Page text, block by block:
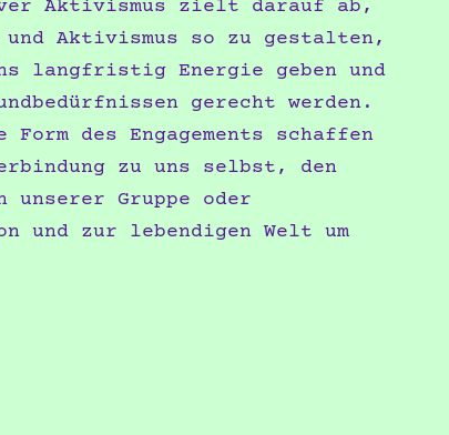
Aktivismus zielt darauf ab,
und Aktivismus so zu gestalten,
langfristig Energie geben und
gerecht werden.
Form des Engagements schaffen
zu uns selbst, den
unserer Gruppe oder
und zur lebendigen Welt um